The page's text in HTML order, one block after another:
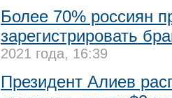
Более 70% россиян
зарегистрировать
2021 года, 16:39
Президент Алиев